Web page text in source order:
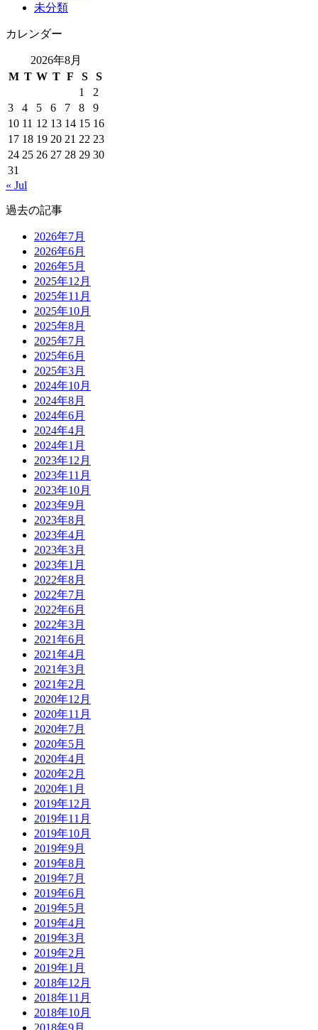
未分類
カレンダー
2026年8月
M T W T F S
S
1
2
3
4 5 6 7 8
9
10 11 12 13 14 15 16
17 18 19 20 21 22 23
24 25 26 27 28 29 30
31
« Jul
過去の記事
2026年7月
2026年6月
2026年5月
2025年12月
2025年11月
2025年10月
2025年8月
2025年7月
2025年6月
2025年3月
2024年10月
2024年8月
2024年6月
2024年4月
2024年1月
2023年12月
2023年11月
2023年10月
2023年9月
2023年8月
2023年4月
2023年3月
2023年1月
2022年8月
2022年7月
2022年6月
2022年3月
2021年6月
2021年4月
2021年3月
2021年2月
2020年12月
2020年11月
2020年7月
2020年5月
2020年4月
2020年2月
2020年1月
2019年12月
2019年11月
2019年10月
2019年9月
2019年8月
2019年7月
2019年6月
2019年5月
2019年4月
2019年3月
2019年2月
2019年1月
2018年12月
2018年11月
2018年10月
2018年9月